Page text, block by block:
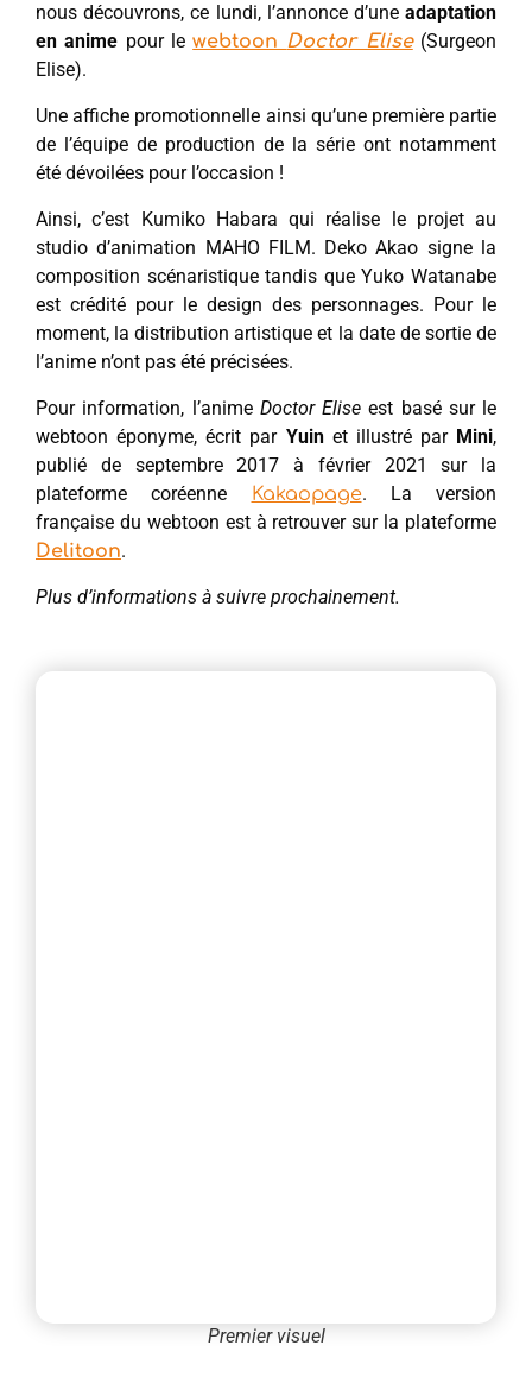
nous découvrons, ce lundi, l’annonce d’une adaptation
en anime pour lewebtoon Doctor Elise(Surgeon
Elise).
Une affiche promotionnelle ainsi qu’une première partie
de l’équipe de production de la série ont notamment
été dévoilées pour l’occasion !
Ainsi, c’est Kumiko Habara qui réalise le projet au
studio d’animation MAHO FILM. Deko Akao signe la
composition scénaristique tandis que Yuko Watanabe
est crédité pour le design des personnages. Pour le
moment, la distribution artistique et la date de sortie de
l’anime n’ont pas été précisées.
Pour information, l’anime Doctor Elise est basé sur le
webtoon éponyme, écrit par Yuinet illustré par Mini,
publié de septembre 2017 à février 2021 sur la
plateforme coréenne
Kakaopage. La version
française du webtoon est à retrouver sur la plateforme
Delitoon.
Plus d’informations à suivre prochainement.
Premier visuel